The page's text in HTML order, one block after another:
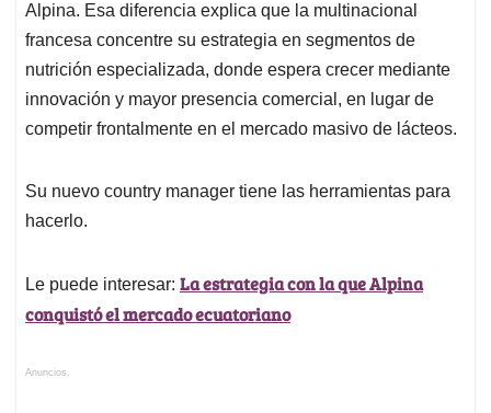
Alpina. Esa diferencia explica que la multinacional
francesa concentre su estrategia en segmentos de
nutrición especializada, donde espera crecer mediante
innovación y mayor presencia comercial, en lugar de
competir frontalmente en el mercado masivo de lácteos.
Su nuevo country manager tiene las herramientas para
hacerlo.
Le puede interesar: La estrategia con la que Alpina
conquistó el mercado ecuatoriano
Anuncios.